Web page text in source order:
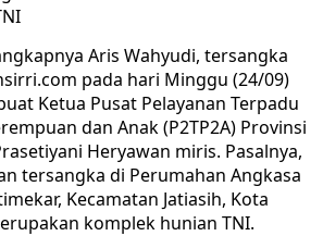
Aris Wahyudi, tersangka
pada hari Minggu (24/09)
Ketua Pusat Pelayanan Terpadu
dan Anak (P2TP2A) Provinsi
Heryawan miris. Pasalnya,
tersangka di Perumahan Angkasa
Kecamatan Jatiasih, Kota
komplek hunian TNI.